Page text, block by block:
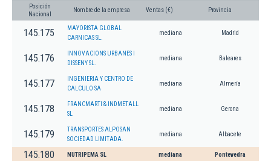
Posición
Nacional
Nombre de la empresa Ventas (€) Provincia
145.175
MAYORISTA GLOBAL
CARNICAS SL.
mediana Madrid
145.176
INNOVACIONS URBANES I
DISSENY SL.
mediana Baleares
145.177
INGENIERIA Y CENTRO DE
CALCULO SA
mediana Almería
145.178
FRANCMARTI & INDMETALL
SL
mediana Gerona
145.179
TRANSPORTES ALPOSAN
SOCIEDAD LIMITADA.
mediana Albacete
145.180 NUTRIPEMA SL mediana Pontevedra